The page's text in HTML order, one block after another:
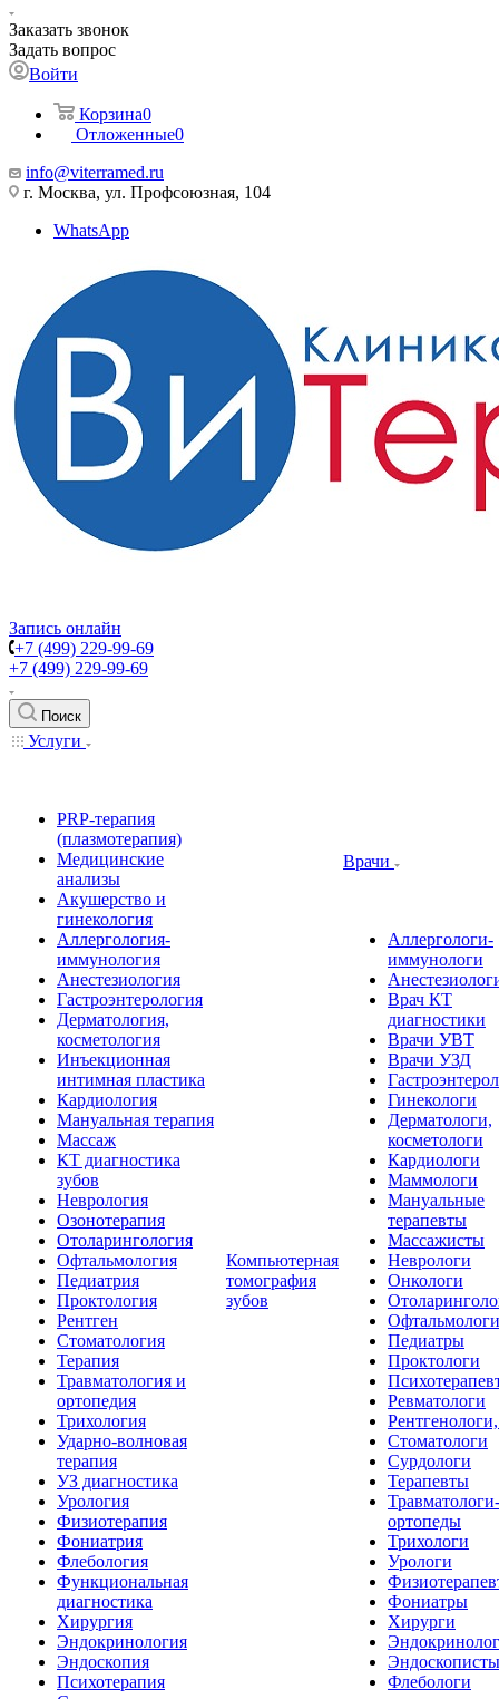
Заказать звонок
Задать вопрос
Войти
Корзина0
Отложенные0
info@viterramed.ru
г. Москва, ул. Профсоюзная, 104
WhatsApp
Запись онлайн
+7 (499) 229-99-69
+7 (499) 229-99-69
Поиск
Услуги
PRP-терапия
(плазмотерапия)
Медицинские
анализы
Акушерство и
гинекология
Аллергология-
иммунология
Анестезиология
Гастроэнтерология
Дерматология,
косметология
Инъекционная
интимная пластика
Кардиология
Мануальная терапия
Массаж
КТ диагностика
зубов
Неврология
Озонотерапия
Отоларингология
Офтальмология
Педиатрия
Проктология
Рентген
Стоматология
Терапия
Травматология и
ортопедия
Трихология
Ударно-волновая
терапия
УЗ диагностика
Урология
Физиотерапия
Фониатрия
Флебология
Функциональная
диагностика
Хирургия
Эндокринология
Эндоскопия
Психотерапия
Компьютерная
томография
зубов
Врачи
Аллергологи-
иммунологи
Врач КТ
диагностики
Врачи УВТ
Врачи УЗД
Гинекологи
Дерматологи,
косметологи
Кардиологи
Маммологи
Мануальные
терапевты
Массажисты
Неврологи
Онкологи
Офтальмологи
Педиатры
Проктологи
Ревматологи
Стоматологи
Сурдологи
Терапевты
Травматологи-
ортопеды
Трихологи
Урологи
Фониатры
Хирурги
Эндоскописты
Флебологи